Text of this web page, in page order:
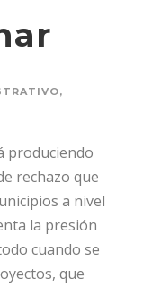
,
produciendo
rechazo que
a nivel
la presión
cuando se
que